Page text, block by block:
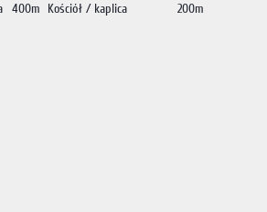
400m Kościół / kaplica 200m